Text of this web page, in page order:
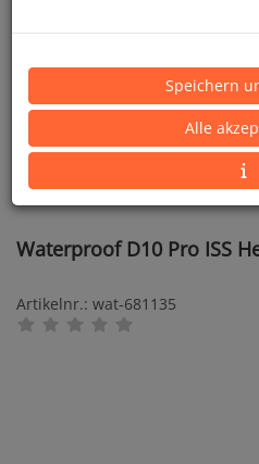
Waterproof D10 Pro ISS
Artikelnr.: wat-681135
Speichern
Alle